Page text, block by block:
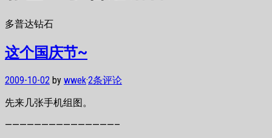
多普达钻石
这个国庆节~
2009-10-02 by wwek·2条评论
先来几张手机组图。
———————————————–